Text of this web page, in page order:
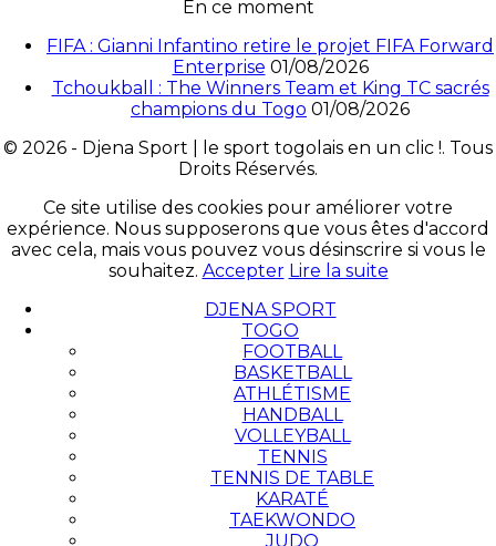
En ce moment
FIFA : Gianni Infantino retire le projet FIFA Forward
Enterprise 01/08/2026
Tchoukball : The Winners Team et King TC sacrés
champions du Togo 01/08/2026
© 2026 - Djena Sport | le sport togolais en un clic !. Tous
Droits Réservés.
Ce site utilise des cookies pour améliorer votre
expérience. Nous supposerons que vous êtes d'accord
avec cela, mais vous pouvez vous désinscrire si vous le
souhaitez. Accepter Lire la suite
DJENA SPORT
TOGO
FOOTBALL
BASKETBALL
ATHLÉTISME
HANDBALL
VOLLEYBALL
TENNIS
TENNIS DE TABLE
KARATÉ
TAEKWONDO
JUDO